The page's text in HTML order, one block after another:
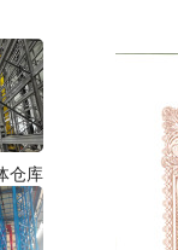
仓库